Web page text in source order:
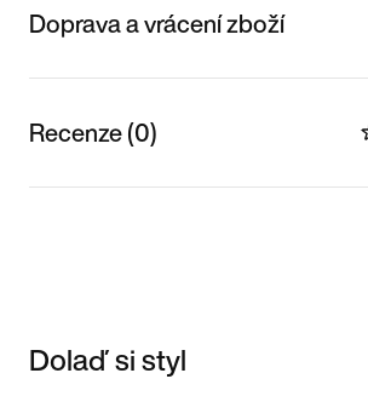
Doprava a vrácení zboží
Recenze (0)
Dolaď si styl